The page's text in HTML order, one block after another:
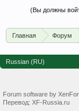
(Вы должны
Главная Форум
Russian (RU)
Forum software by
Перевод: XF-Russia.ru